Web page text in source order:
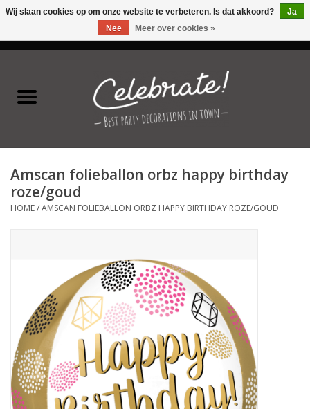
Latex ballonnen
Folie ballonnen
Verjaardag thema's
Kinderfeestjes
Cadeaus
Schmink&beauty
Amscan folieballon orbz happy birthday
roze/goud
HOME/AMSCAN FOLIEBALLON ORBZ HAPPY BIRTHDAY ROZE/GOUD
Wij slaan cookies op om onze website te verbeteren. Is dat akkoord?
Ja
Nee
Meer over cookies »